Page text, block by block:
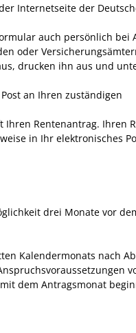
Internetseite der
auch persönlich bei
oder
drucken ihn aus und
an Ihren zuständigen
Rentenantrag. Ihren
in Ihr elektronisches
drei Monate vor
Kalendermonats nach
dem Antragsmonat